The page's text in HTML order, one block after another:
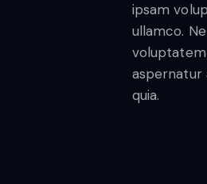
ipsam
ullamco.
aspernatur
quia.